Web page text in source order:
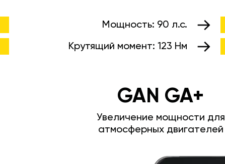
Мощность: 90 л.с.
Крутящий момент: 123 Нм
GAN GA+
Увеличение мощности для
атмосферных двигателей